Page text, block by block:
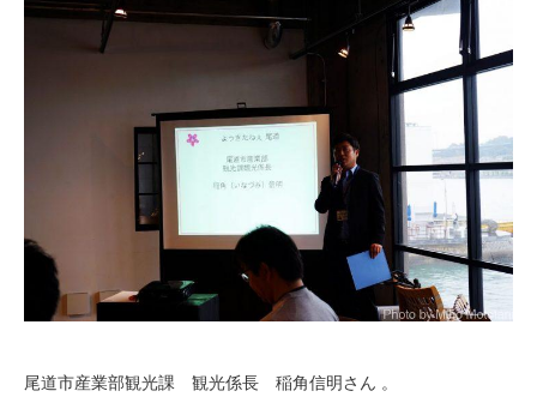
尾道市産業部観光課 観光係長 稲角信明さん 。